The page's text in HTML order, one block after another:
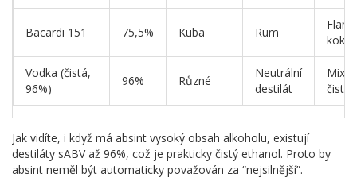
Bacardi 151 75,5% Kuba Rum
Vodka (čistá,
96%)
96% Různé
Neutrální
destilát
čistý
Jak vidíte, i když má absint vysoký obsah alkoholu, existují
destiláty sABV až 96%, což je prakticky čistý ethanol. Proto by
absint neměl být automaticky považován za “nejsilnější”.